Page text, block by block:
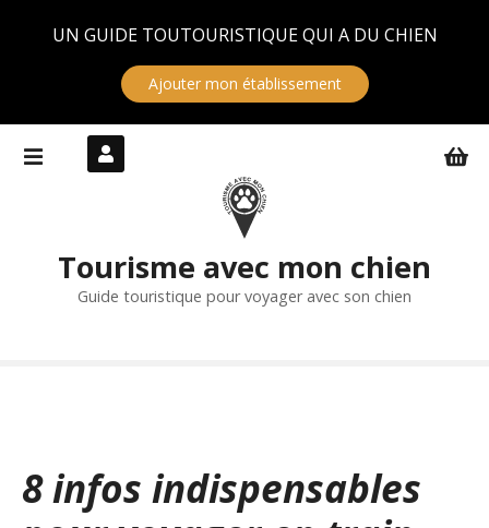
UN GUIDE TOUTOURISTIQUE QUI A DU CHIEN
Ajouter mon établissement
Tourisme avec mon chien
Guide touristique pour voyager avec son chien
8 infos indispensables